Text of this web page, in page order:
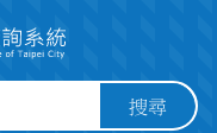
搜尋